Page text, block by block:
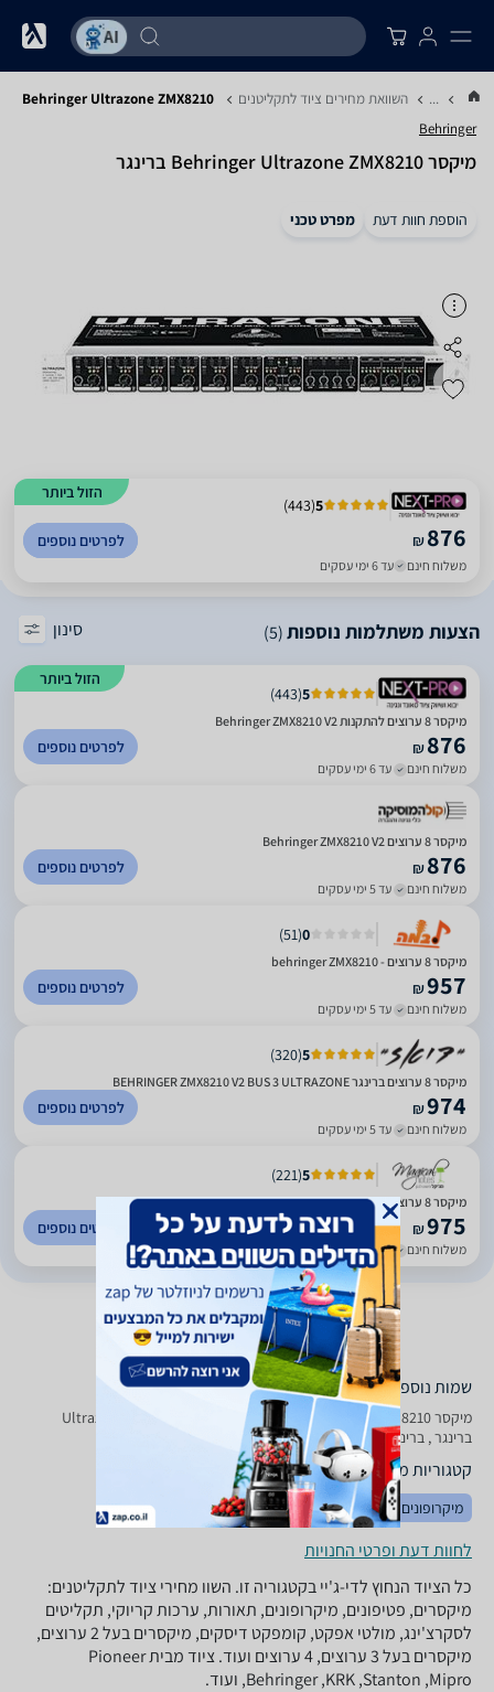
... השוואת מחירים ציוד לתקליטנים Behringer Ultrazone ZMX8210
Behringer
‏מיקסר Behringer Ultrazone ZMX8210 ברינגר
הוספת חוות דעת מפרט טכני
הזול ביותר
5
(
443
)
₪876
משלוח חינם עד 6 ימי עסקים
לפרטים נוספים
הצעות משתלמות נוספות(5) סינון
הזול ביותר
5
(
443
)
מיקסר 8 ערוצים להתקנות Behringer ZMX8210 V2
₪876
משלוח חינם עד 6 ימי עסקים
לפרטים נוספים
מיקסר 8 ערוצים Behringer ZMX8210 V2
₪876
משלוח חינם עד 5 ימי עסקים
לפרטים נוספים
0
(
51
)
מיקסר 8 ערוצים - behringer ZMX8210
₪957
משלוח חינם עד 5 ימי עסקים
לפרטים נוספים
5
(
320
)
מיקסר 8 ערוצים ברינגר BEHRINGER ZMX8210 V2 BUS 3 ULTRAZONE
₪974
משלוח חינם עד 5 ימי עסקים
לפרטים נוספים
5
(
221
)
מיקסר 8 ערוצים – behringer ZMX8210
₪975
משלוח חינם עד 5 ימי עסקים
לפרטים נוספים
שמות נוספים לדגם
‏מיקסר Behringer Ultrazone ZMX 8210 ברינגר, Ultrazone ZMX8210
ברינגר , ברינגר Ultrazone ZMX8210
קטגוריות משלימות
מיקרופונים אקוסטיקה
לחוות דעת ופרטי החנויות
כל הציוד הנחוץ לדי-ג'יי בקטגוריה זו. השוו מחירי ציוד לתקליטנים:
מיקסרים, פטיפונים, מיקרופונים, תאורות, ערכות קריוקי, תקליטים
לסקרצ'ינג, מולטי אפקט, קומפקט דיסקים, מיקסרים בעל 2 ערוצים,
מיקסרים בעל 3 ערוצים, 4 ערוצים ועוד. ציוד מבית Pioneer
,Behringer ,KRK ,Stanton ,Mipro ועוד.